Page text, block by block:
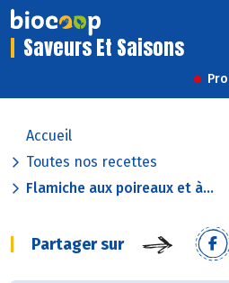
Saveurs Et Saisons
Accueil
Toutes nos recettes
Flamiche aux poireaux et à...
Partager sur